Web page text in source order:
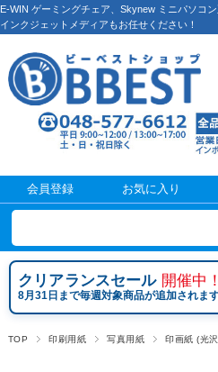
E-WIN ゲーミングチェア、Skynew ミニパソコ
インクジェットメディアもお任せください！
会員登録 お気に入り
クリアランスセール 開催中！
8月31日まで毎週対象商品が追加されます
TOP 印刷用紙 写真用紙 印画紙 (光